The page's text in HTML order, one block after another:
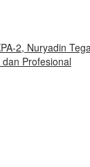
2, Nuryadin
Profesional